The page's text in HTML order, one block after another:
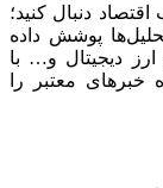
دنبال کنید؛
پوشش داده
دیجیتال و… با
خبرهای معتبر را